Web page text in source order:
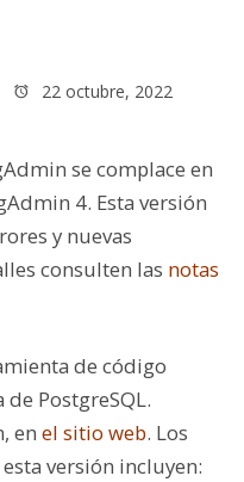
22 octubre, 2022
se complace en
4. Esta versión
y nuevas
consulten las notas
de código
PostgreSQL.
en el sitio web. Los
versión incluyen: